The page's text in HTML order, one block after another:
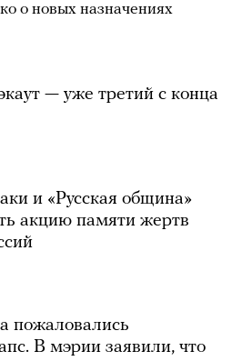
о новых назначениях
— уже третий с конца
и «Русская община»
акцию памяти жертв
пожаловались
В мэрии заявили, что